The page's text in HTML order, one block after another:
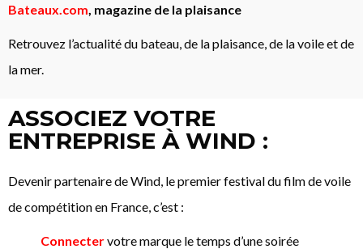
Bateaux.com , magazine de la plaisance
Retrouvez l’actualité du bateau, de la plaisance, de la voile et de
la mer.
ASSOCIEZ VOTRE
ENTREPRISE À WIND :
Devenir partenaire de Wind, le premier festival du film de voile
de compétition en France, c’est :
Connectervotre marque le temps d’une soirée